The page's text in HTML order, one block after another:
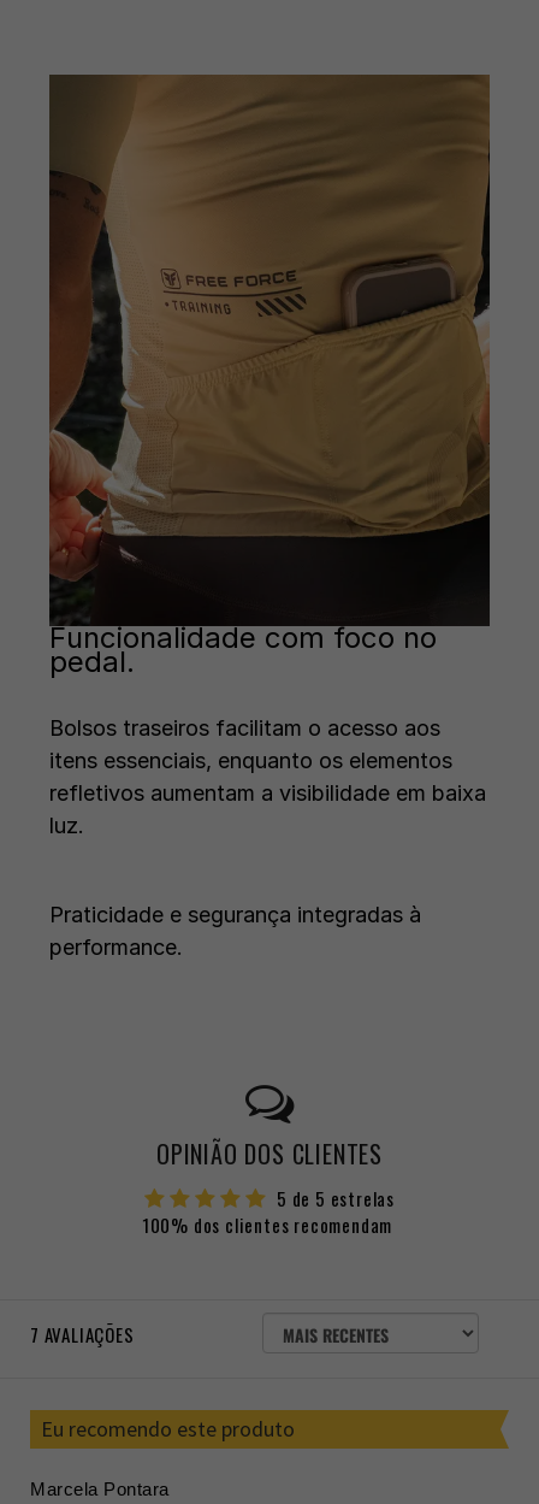
Funcionalidade com foco no
pedal.
Bolsos traseiros facilitam o acesso aos
itens essenciais, enquanto os elementos
refletivos aumentam a visibilidade em baixa
luz.
Praticidade e segurança integradas à
performance.
OPINIÃO DOS CLIENTES
5 de 5 estrelas
100% dos clientes recomendam
7 AVALIAÇÕES
ORDENAR
AVALIAÇÕES
Eu recomendo este produto
Marcela Pontara